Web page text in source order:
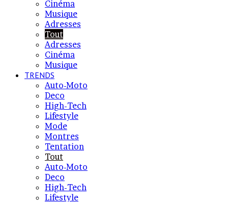
Cinéma
Musique
Adresses
Tout
Adresses
Cinéma
Musique
TRENDS
Auto-Moto
Deco
High-Tech
Lifestyle
Mode
Montres
Tentation
Tout
Auto-Moto
Deco
High-Tech
Lifestyle